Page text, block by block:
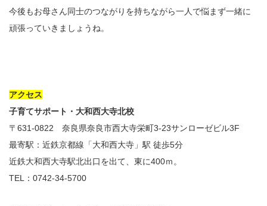
今後もお母さん同士のつながりを持ちながら一人で悩まず一緒に
頑張っていきましょうね。
アクセス
子育てサポート・大和西大寺北校
〒631-0822 奈良県奈良市西大寺栄町3-23サンローゼビル3F
最寄駅：近鉄京都線「大和西大寺」駅 徒歩5分
近鉄大和西大寺駅北出口を出て、東に400ｍ。
TEL：0742-34-5700